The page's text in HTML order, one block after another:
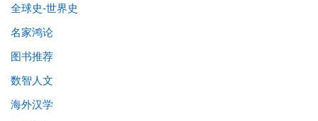
全球史-世界史
名家鸿论
图书推荐
数智人文
海外汉学